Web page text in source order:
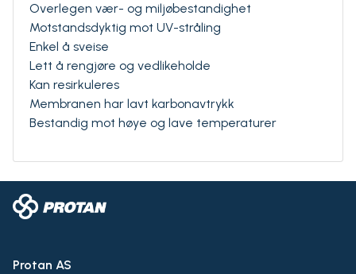
Overlegen vær- og miljøbestandighet
Motstandsdyktig mot UV-stråling
Enkel å sveise
Lett å rengjøre og vedlikeholde
Kan resirkuleres
Membranen har lavt karbonavtrykk
Bestandig mot høye og lave temperaturer
Protan AS